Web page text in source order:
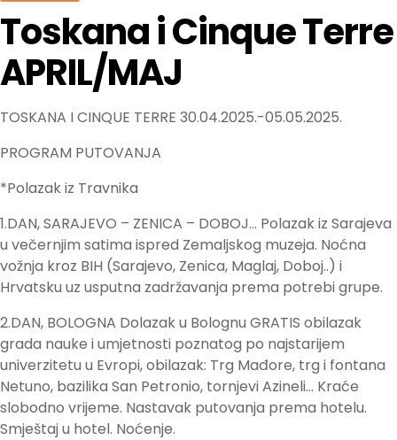
Toskana i Cinque Terre
APRIL/MAJ
TOSKANA I CINQUE TERRE 30.04.2025.-05.05.2025.
PROGRAM PUTOVANJA
*Polazak iz Travnika
1.DAN, SARAJEVO – ZENICA – DOBOJ… Polazak iz Sarajeva
u večernjim satima ispred Zemaljskog muzeja. Noćna
vožnja kroz BIH (Sarajevo, Zenica, Maglaj, Doboj..) i
Hrvatsku uz usputna zadržavanja prema potrebi grupe.
2.DAN, BOLOGNA Dolazak u Bolognu GRATIS obilazak
grada nauke i umjetnosti poznatog po najstarijem
univerzitetu u Evropi, obilazak: Trg Mađore, trg i fontana
Netuno, bazilika San Petronio, tornjevi Azineli… Kraće
slobodno vrijeme. Nastavak putovanja prema hotelu.
Smještaj u hotel. Noćenje.